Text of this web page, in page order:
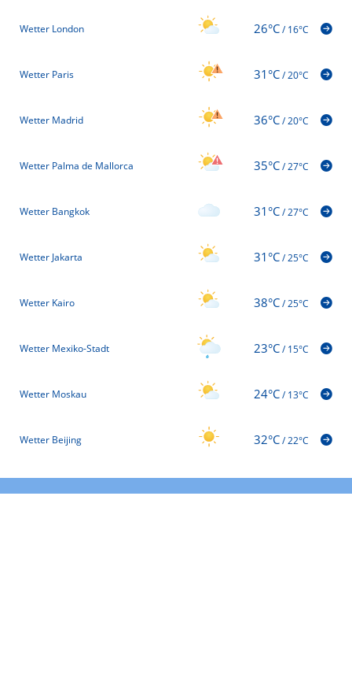
Wetter London 26°C/16°C
Wetter Paris 31°C/20°C
Wetter Madrid 36°C/20°C
Wetter Palma de Mallorca 35°C/27°C
Wetter Bangkok 31°C/27°C
Wetter Jakarta 31°C/25°C
Wetter Kairo 38°C/25°C
Wetter Mexiko-Stadt 23°C/15°C
Wetter Moskau 24°C/13°C
Wetter Beijing 32°C/22°C